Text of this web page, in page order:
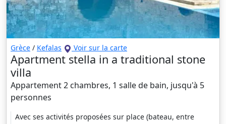
Grèce / Kefalas Voir sur la carte
Apartment stella in a traditional stone
villa
Appartement 2 chambres, 1 salle de bain, jusqu'à 5
personnes
Avec ses activités proposées sur place (bateau, entre